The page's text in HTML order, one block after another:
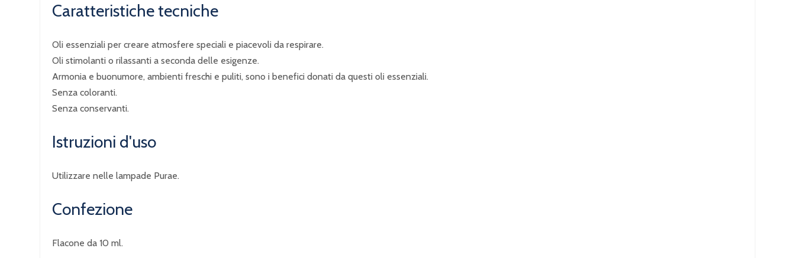
Caratteristiche tecniche
Oli essenziali per creare atmosfere speciali e piacevoli da respirare.
Oli stimolanti o rilassanti a seconda delle esigenze.
Armonia e buonumore, ambienti freschi e puliti, sono i benefici donati da questi oli essenziali.
Senza coloranti.
Senza conservanti.
Istruzioni d'uso
Utilizzare nelle lampade Purae.
Confezione
Flacone da 10 ml.